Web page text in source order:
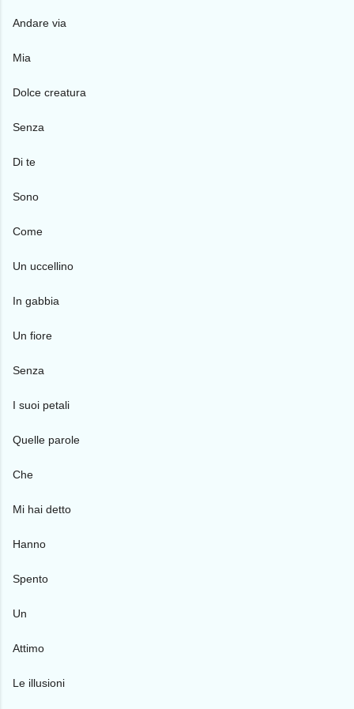
Andare via
Mia
Dolce creatura
Senza
Di te
Sono
Come
Un uccellino
In gabbia
Un fiore
Senza
I suoi petali
Quelle parole
Che
Mi hai detto
Hanno
Spento
Un
Attimo
Le illusioni